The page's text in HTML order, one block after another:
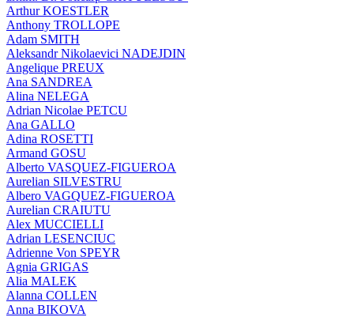
Arthur KOESTLER
Anthony TROLLOPE
Adam SMITH
Aleksandr Nikolaevici NADEJDIN
Angelique PREUX
Ana SANDREA
Alina NELEGA
Adrian Nicolae PETCU
Ana GALLO
Adina ROSETTI
Armand GOSU
Alberto VASQUEZ-FIGUEROA
Aurelian SILVESTRU
Albero VAGQUEZ-FIGUEROA
Aurelian CRAIUTU
Alex MUCCIELLI
Adrian LESENCIUC
Adrienne Von SPEYR
Agnia GRIGAS
Alia MALEK
Alanna COLLEN
Anna BIKOVA